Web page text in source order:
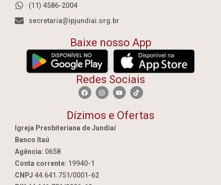
(11) 4586-2004
secretaria@ipjundiai.org.br
Baixe nosso App
Redes Sociais
Dízimos e Ofertas
Igreja Presbiteriana de Jundiaí
Banco Itaú
Agência: 0658
Conta corrente: 19940-1
CNPJ 44.641.751/0001-62